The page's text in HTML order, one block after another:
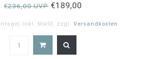
€236,00 UVP €189,00
Inkl. MwSt. zzgl. Versandkosten